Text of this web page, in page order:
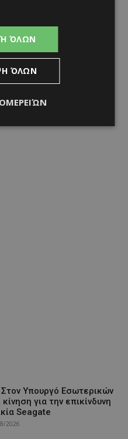
Υπουργό Εσωτερικών
για την επικίνδυνη
Seagate
2026
ΌΛΩΝ
ΌΛΩΝ